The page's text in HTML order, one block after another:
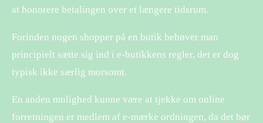
at honorere betalingen over et længere tidsrum.
Forinden nogen shopper på en butik behøver man
principielt sætte sig ind i e-butikkens regler, det er dog
typisk ikke særlig morsomt.
En anden mulighed kunne være at tjekke om online
forretningen er medlem af e-mærke ordningen, da det bør